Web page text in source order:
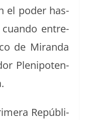
el poder has­
entre­
de Miran­da
Plenipo­ten­
Repúbli­